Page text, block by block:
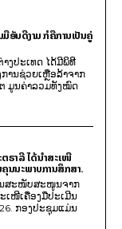
ອັນດີງາມ ກໍຄືການເປັນຄູ່
ງປະເທດ ໄດ້ມີພິທີ
ານຊ່ວຍເຫຼືອລ້າຈາກ
ມູນຄ່າລວມທັງໝົດ
ຣາລີ ໄດ້ນຳສະເໜີ
ນນະພາບການສຶກສາ.
ນສະໜັບສະໜູນຈາກ
ເໜີເຄື່ອງມືປະເມີນ
ກອງປະຊຸມແມ່ນ